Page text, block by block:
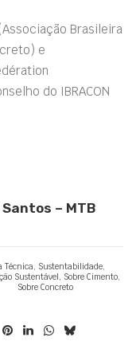
Brasileira
e
do IBRACON
– MTB
Técnica, Sustentabilidade,
Sustentável, Sobre Cimento,
Sobre Concreto